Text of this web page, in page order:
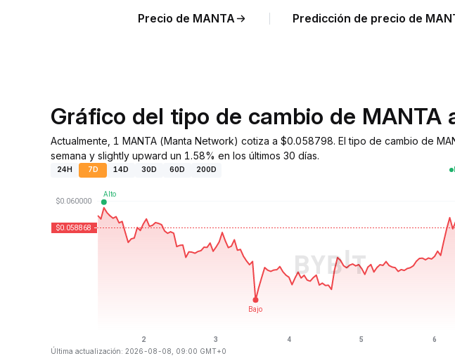
Precio de MANTA Predicción de precio de
Gráfico del tipo de cambio de MANTA
Actualmente, 1 MANTA (Manta Network) cotiza a $0.058798. El tipo de cambio de
semana y slightly upward un 1.58% en los últimos 30 días.
24H 7D 14D 30D 60D 200D
Última actualización: 2026-08-08, 09:00 GMT+0